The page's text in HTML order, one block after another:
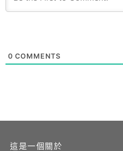
0 COMMENTS
這是一個關於